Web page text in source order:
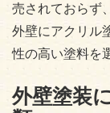
売されておらず
外壁にアクリル
性の高い塗料を
外壁塗装